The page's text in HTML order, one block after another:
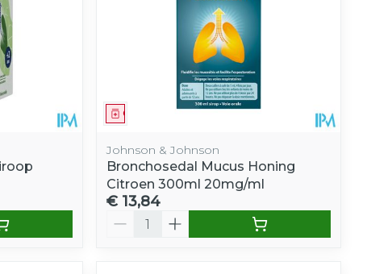
Geneesmiddel
Johnson & Johnson
Bronchosedal Mucus Honing
Citroen 300ml 20mg/ml
€ 13,84
Aantal